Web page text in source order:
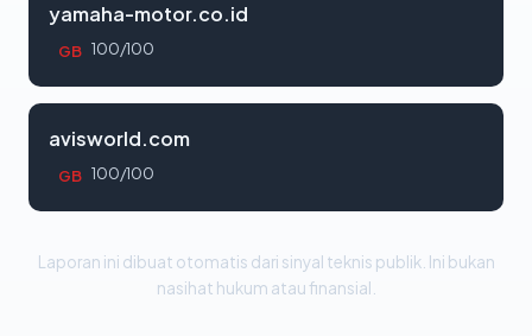
yamaha-motor.co.id
GB 100/100
avisworld.com
GB 100/100
Laporan ini dibuat otomatis dari sinyal teknis publik. Ini bukan
nasihat hukum atau finansial.